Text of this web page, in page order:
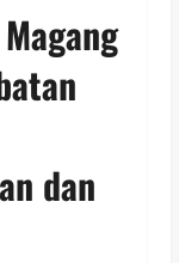
dan